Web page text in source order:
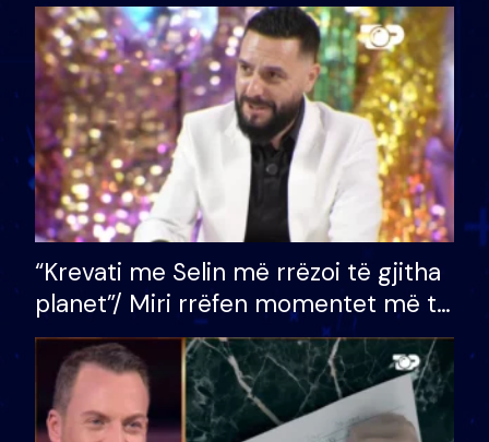
divorci apo jo?
“Krevati me Selin më rrëzoi të gjitha
planet”/ Miri rrëfen momentet më të
bukura në shtëpinë e BB VIP: Do më
mungojë zilja e mëngjesit kur…